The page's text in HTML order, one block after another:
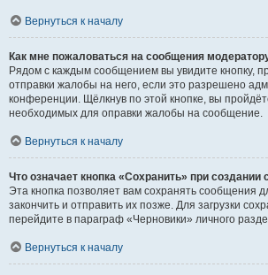
Вернуться к началу
Как мне пожаловаться на сообщения
Рядом с каждым сообщением вы увидите кнопку,
отправки жалобы на него, если это разрешено
конференции. Щёлкнув по этой кнопке, вы
необходимых для оправки жалобы на сообщение.
Вернуться к началу
Что означает кнопка «Сохранить» при создании
Эта кнопка позволяет вам сохранять сообщения
закончить и отправить их позже. Для загрузки
перейдите в параграф «Черновики» личного
Вернуться к началу